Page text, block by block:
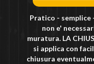
Pratico - semplice
non e'
muratura. LA
si applica con
chiusura